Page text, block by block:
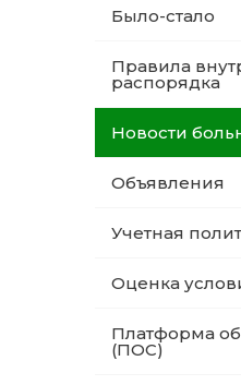
Было-стало
Правила
распорядка
Новости
Объявления
Учетная
Оценка
Платформа
(ПОС)